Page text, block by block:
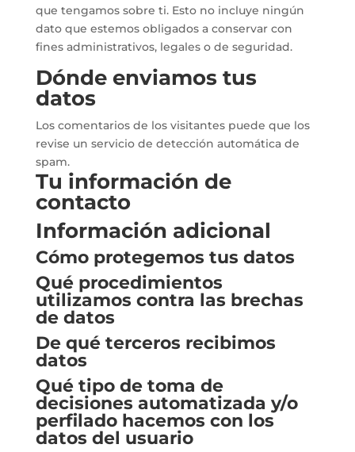
que tengamos sobre ti. Esto no incluye ningún
dato que estemos obligados a conservar con
fines administrativos, legales o de seguridad.
Dónde enviamos tus
datos
Los comentarios de los visitantes puede que los
revise un servicio de detección automática de
spam.
Tu información de
contacto
Información adicional
Cómo protegemos tus datos
Qué procedimientos
utilizamos contra las brechas
de datos
De qué terceros recibimos
datos
Qué tipo de toma de
decisiones automatizada y/o
perfilado hacemos con los
datos del usuario